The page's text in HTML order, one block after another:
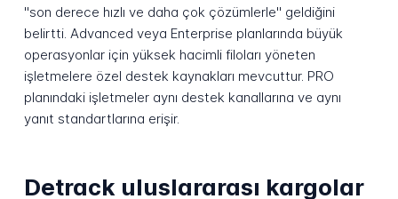
"son derece hızlı ve daha çok çözümlerle" geldiğini
belirtti. Advanced veya Enterprise planlarında büyük
operasyonlar için yüksek hacimli filoları yöneten
işletmelere özel destek kaynakları mevcuttur. PRO
planındaki işletmeler aynı destek kanallarına ve aynı
yanıt standartlarına erişir.
Detrack uluslararası kargolar